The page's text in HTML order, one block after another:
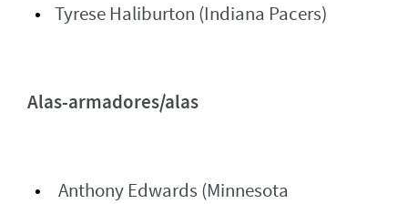
Tyrese Haliburton (Indiana Pacers)
Alas-armadores/alas
Anthony Edwards (Minnesota